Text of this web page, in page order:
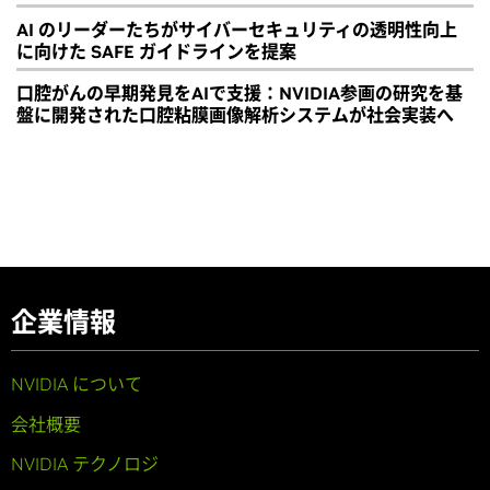
AI のリーダーたちがサイバーセキュリティの透明性向上
に向けた SAFE ガイドラインを提案
口腔がんの早期発見をAIで支援：NVIDIA参画の研究を基
盤に開発された口腔粘膜画像解析システムが社会実装へ
企業情報
NVIDIA について
会社概要
NVIDIA テクノロジ